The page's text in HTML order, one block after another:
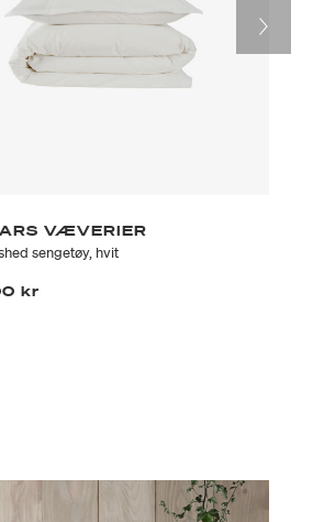
VÆVERIER
sengetøy, hvit
kr